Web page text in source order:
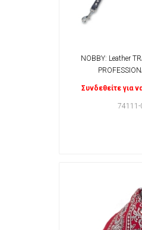
NOBBY: Leather
Συνδεθείτε για
74111-